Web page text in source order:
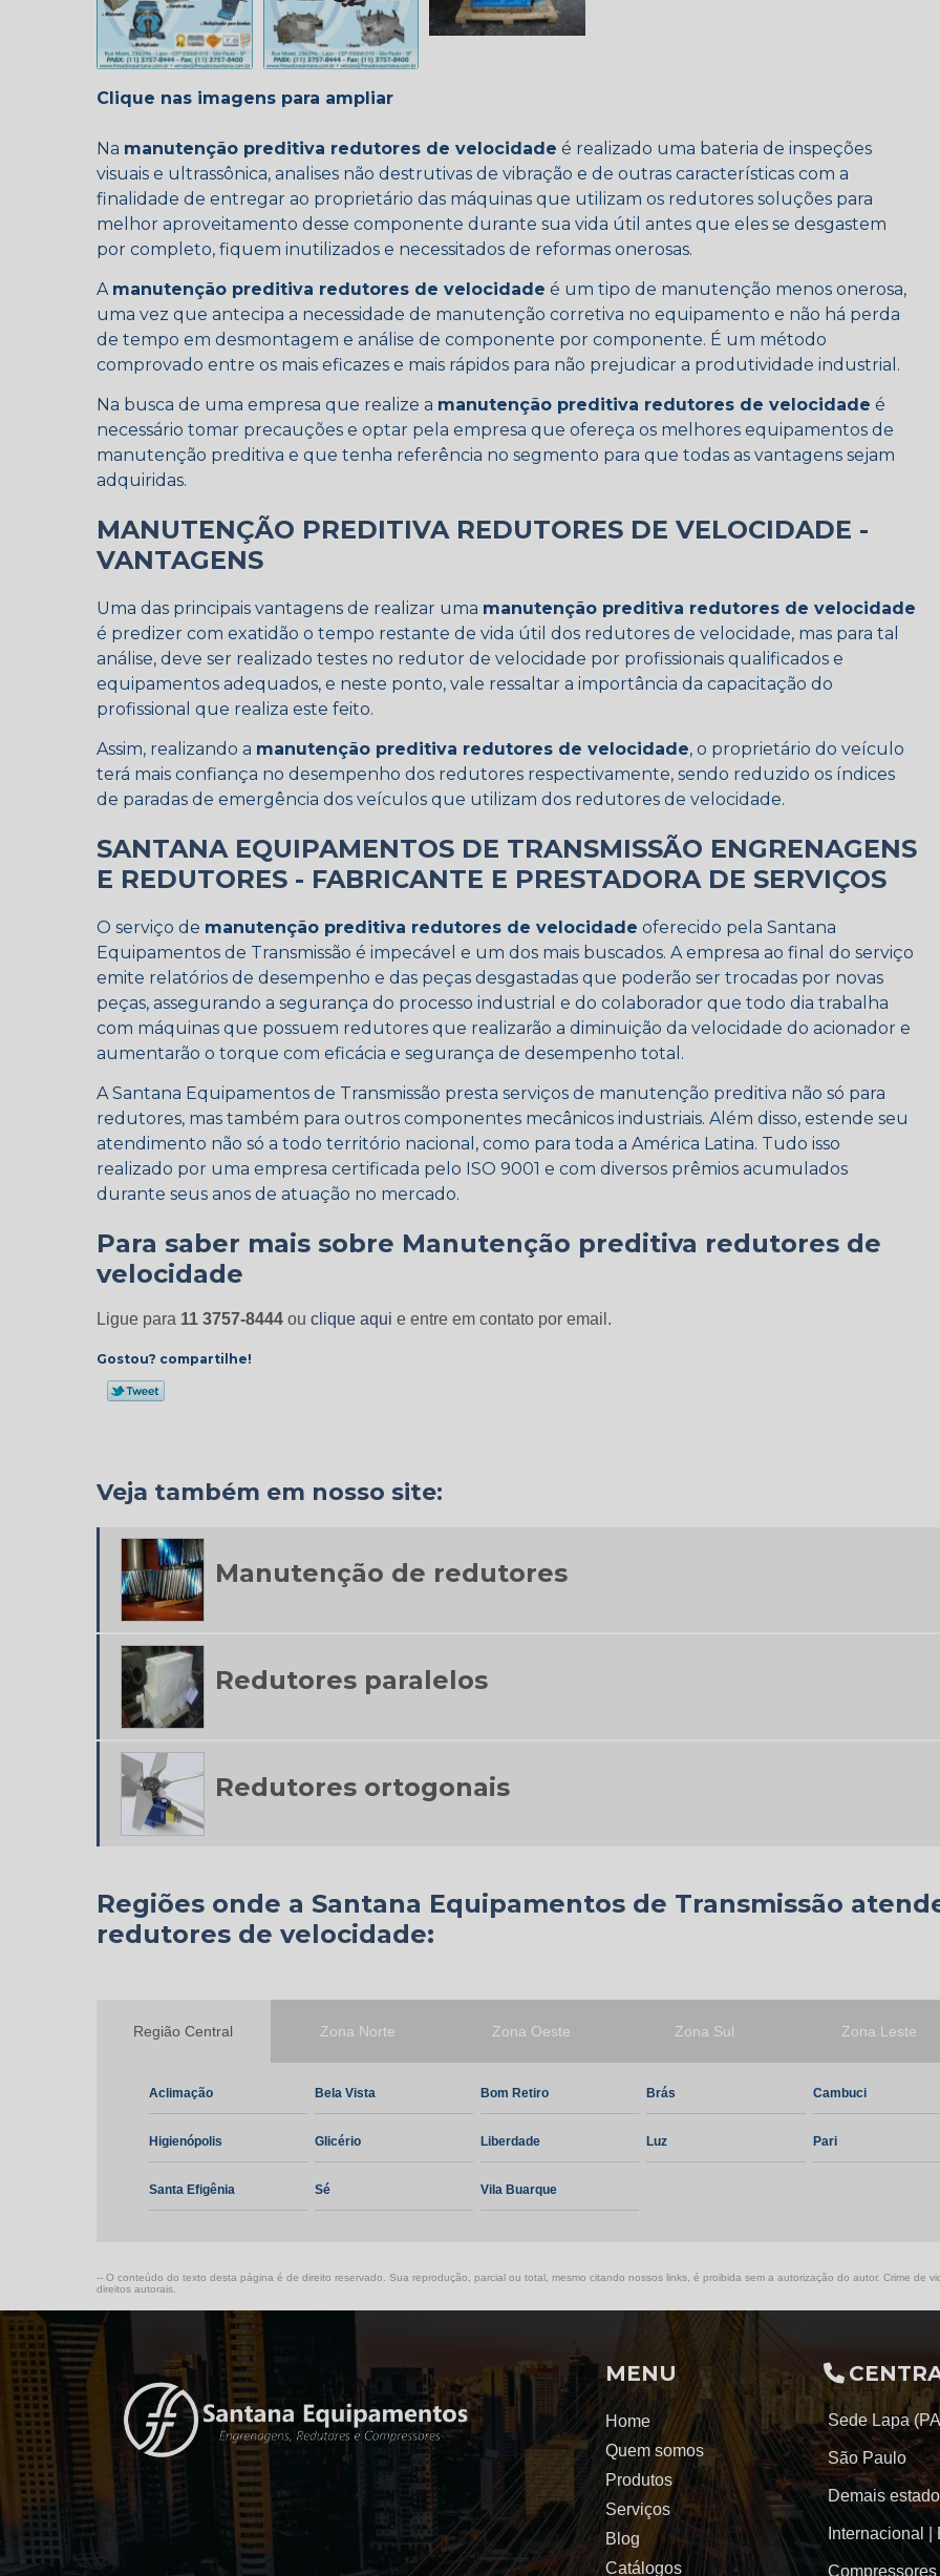
Clique nas imagens para ampliar
Na manutenção preditiva redutores de velocidade é realizado uma bateria de inspeções
visuais e ultrassônica, analises não destrutivas de vibração e de outras características com a
finalidade de entregar ao proprietário das máquinas que utilizam os redutores soluções para
melhor aproveitamento desse componente durante sua vida útil antes que eles se desgastem
por completo, fiquem inutilizados e necessitados de reformas onerosas.
A manutenção preditiva redutores de velocidade é um tipo de manutenção menos onerosa,
uma vez que antecipa a necessidade de manutenção corretiva no equipamento e não há perda
de tempo em desmontagem e análise de componente por componente. É um método
comprovado entre os mais eficazes e mais rápidos para não prejudicar a produtividade industrial.
Na busca de uma empresa que realize a manutenção preditiva redutores de velocidade é
necessário tomar precauções e optar pela empresa que ofereça os melhores equipamentos de
manutenção preditiva e que tenha referência no segmento para que todas as vantagens sejam
adquiridas.
MANUTENÇÃO PREDITIVA REDUTORES DE VELOCIDADE -
VANTAGENS
Uma das principais vantagens de realizar uma manutenção preditiva redutores de velocidade
é predizer com exatidão o tempo restante de vida útil dos redutores de velocidade, mas para tal
análise, deve ser realizado testes no redutor de velocidade por profissionais qualificados e
equipamentos adequados, e neste ponto, vale ressaltar a importância da capacitação do
profissional que realiza este feito.
Assim, realizando a manutenção preditiva redutores de velocidade, o proprietário do veículo
terá mais confiança no desempenho dos redutores respectivamente, sendo reduzido os índices
de paradas de emergência dos veículos que utilizam dos redutores de velocidade.
SANTANA EQUIPAMENTOS DE TRANSMISSÃO ENGRENAGENS
E REDUTORES - FABRICANTE E PRESTADORA DE SERVIÇOS
O serviço de manutenção preditiva redutores de velocidade oferecido pela Santana
Equipamentos de Transmissão é impecável e um dos mais buscados. A empresa ao final do serviço
emite relatórios de desempenho e das peças desgastadas que poderão ser trocadas por novas
peças, assegurando a segurança do processo industrial e do colaborador que todo dia trabalha
com máquinas que possuem redutores que realizarão a diminuição da velocidade do acionador e
aumentarão o torque com eficácia e segurança de desempenho total.
A Santana Equipamentos de Transmissão presta serviços de manutenção preditiva não só para
redutores, mas também para outros componentes mecânicos industriais. Além disso, estende seu
atendimento não só a todo território nacional, como para toda a América Latina. Tudo isso
realizado por uma empresa certificada pelo ISO 9001 e com diversos prêmios acumulados
durante seus anos de atuação no mercado.
Para saber mais sobre Manutenção preditiva redutores de
velocidade
Ligue para 11 3757-8444 ou clique aqui e entre em contato por email.
Gostou? compartilhe!
Veja também em nosso site:
Manutenção de redutores
Redutores paralelos
Redutores ortogonais
Regiões onde a Santana Equipamentos de Transmissão
redutores de velocidade:
Região Central Zona Norte Zona Oeste Zona Sul Zona Leste
Aclimação Bela Vista Bom Retiro Brás Cambuci
Higienópolis Glicério Liberdade Luz Pari
Santa Efigênia Sé Vila Buarque
-- O conteúdo do texto desta página é de direito reservado. Sua reprodução, parcial ou total, mesmo citando nossos links, é proibida sem a autorização do autor. Crime de
direitos autorais.
MENU
Home
Quem somos
Produtos
Serviços
Blog
Catálogos
Sede Lapa
São Paulo
Demais
Internacional |